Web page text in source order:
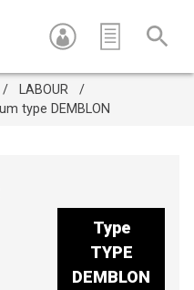
LABOUR
type DEMBLON
Type
TYPE
DEMBLON
ou sur ESC pour fermer